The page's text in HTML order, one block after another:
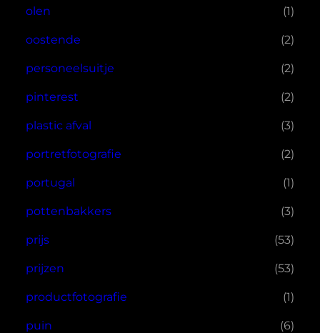
olen (1)
oostende (2)
personeelsuitje (2)
pinterest (2)
plastic afval (3)
portretfotografie (2)
portugal (1)
pottenbakkers (3)
prijs (53)
prijzen (53)
productfotografie (1)
puin (6)